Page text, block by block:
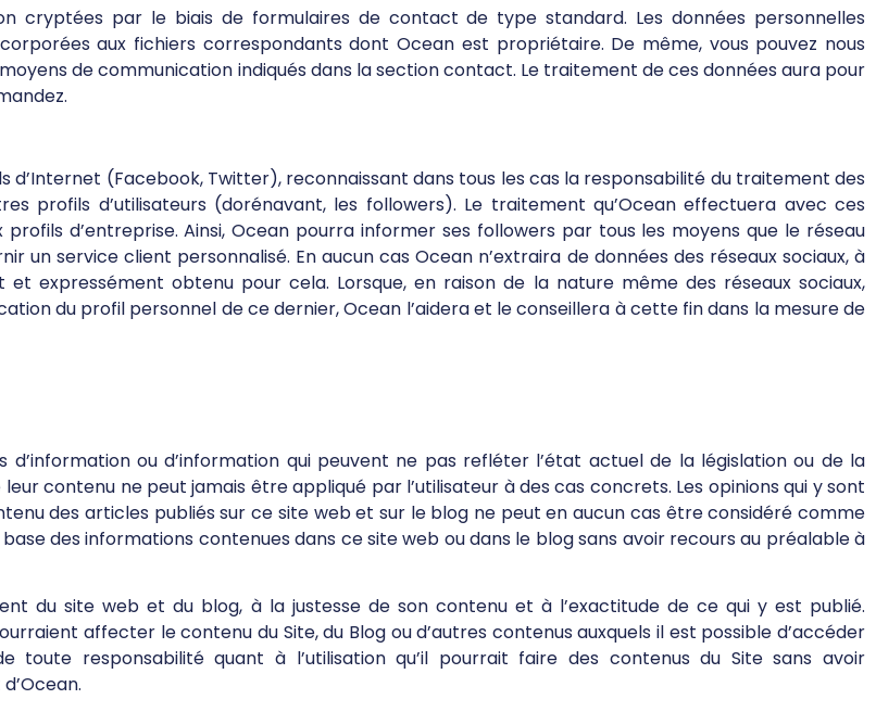
cryptées par le biais de formulaires de contact de type standard. Les données personnelles
aux fichiers correspondants dont Ocean est propriétaire. De même, vous pouvez nous
de communication indiqués dans la section contact. Le traitement de ces données aura pour
d’Internet (Facebook, Twitter), reconnaissant dans tous les cas la responsabilité du traitement des
profils d’utilisateurs (dorénavant, les followers). Le traitement qu’Ocean effectuera avec ces
d’entreprise. Ainsi, Ocean pourra informer ses followers par tous les moyens que le réseau
un service client personnalisé. En aucun cas Ocean n’extraira de données des réseaux sociaux, à
expressément obtenu pour cela. Lorsque, en raison de la nature même des réseaux sociaux,
du profil personnel de ce dernier, Ocean l’aidera et le conseillera à cette fin dans la mesure de
ou d’information qui peuvent ne pas refléter l’état actuel de la législation ou de la
contenu ne peut jamais être appliqué par l’utilisateur à des cas concrets. Les opinions qui y sont
des articles publiés sur ce site web et sur le blog ne peut en aucun cas être considéré comme
des informations contenues dans ce site web ou dans le blog sans avoir recours au préalable à
du site web et du blog, à la justesse de son contenu et à l’exactitude de ce qui y est publié.
affecter le contenu du Site, du Blog ou d’autres contenus auxquels il est possible d’accéder
toute responsabilité quant à l’utilisation qu’il pourrait faire des contenus du Site sans avoir